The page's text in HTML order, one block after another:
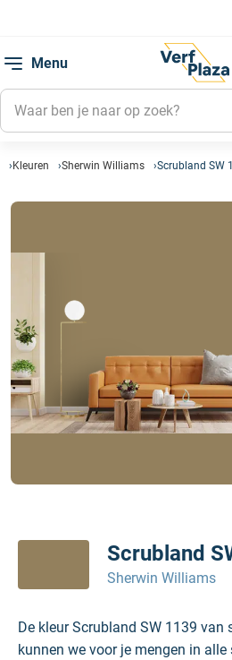
Menu
Kleuren Sherwin Williams Scrubland SW
Scrubland
Sherwin Williams
De kleur Scrubland SW 1139
kunnen we voor je mengen in